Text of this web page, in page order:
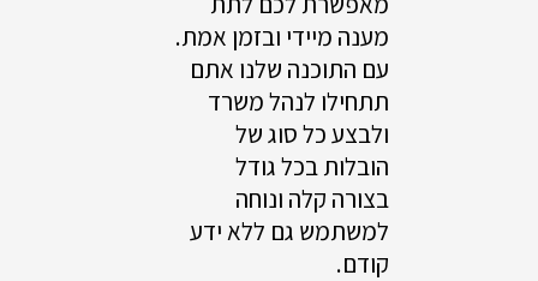
מענה מיידי ובזמן אמת.
עם התוכנה שלנו אתם
תתחילו לנהל משרד
ולבצע כל סוג של
הובלות בכל גודל
בצורה קלה ונוחה
למשתמש גם ללא ידע
קודם.